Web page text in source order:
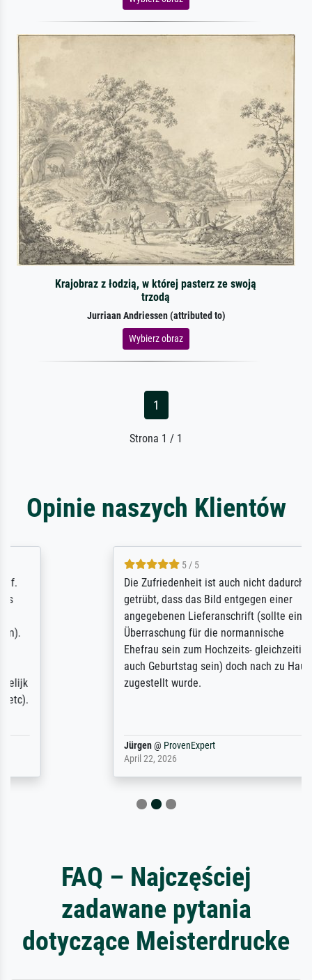
Krajobraz z łodzią, w której pasterz ze swoją
trzodą
Jurriaan Andriessen (attributed to)
Wybierz obraz
1
Strona 1 / 1
Opinie naszych Klientów
5 / 5
Die Zufriedenheit ist auch nicht dadurch
getrübt, dass das Bild entgegen einer
angegebenen Lieferanschrift (sollte eine
Überraschung für die normannische
Ehefrau sein zum Hochzeits- gleichzeitig
auch Geburtstag sein) doch nach zu Hause
zugestellt wurde.
ProvenExpert
FAQ – Najczęściej
zadawane pytania
dotyczące Meisterdrucke